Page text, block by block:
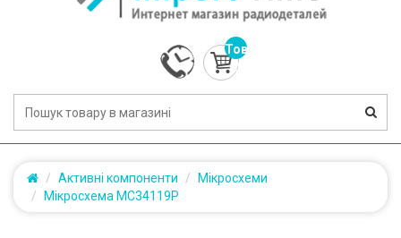
Товарів:
0
(0.0грн.)
Активні компоненти
Мікросхеми
Мікросхема MC34119P